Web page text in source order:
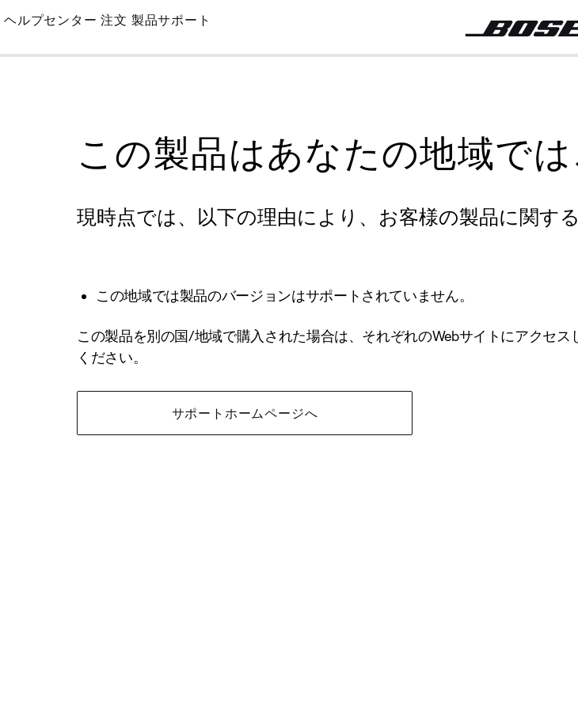
Skip
Main
ヘルプセンター 注文 製品サポート
この製品はあなたの地域で
現時点では、以下の理由により、お客様の製品に関す
この地域では製品のバージョンはサポートされていません。
この製品を別の国/地域で購入された場合は、それぞれのWebサイトにアクセ
ください。
サポートホームページへ